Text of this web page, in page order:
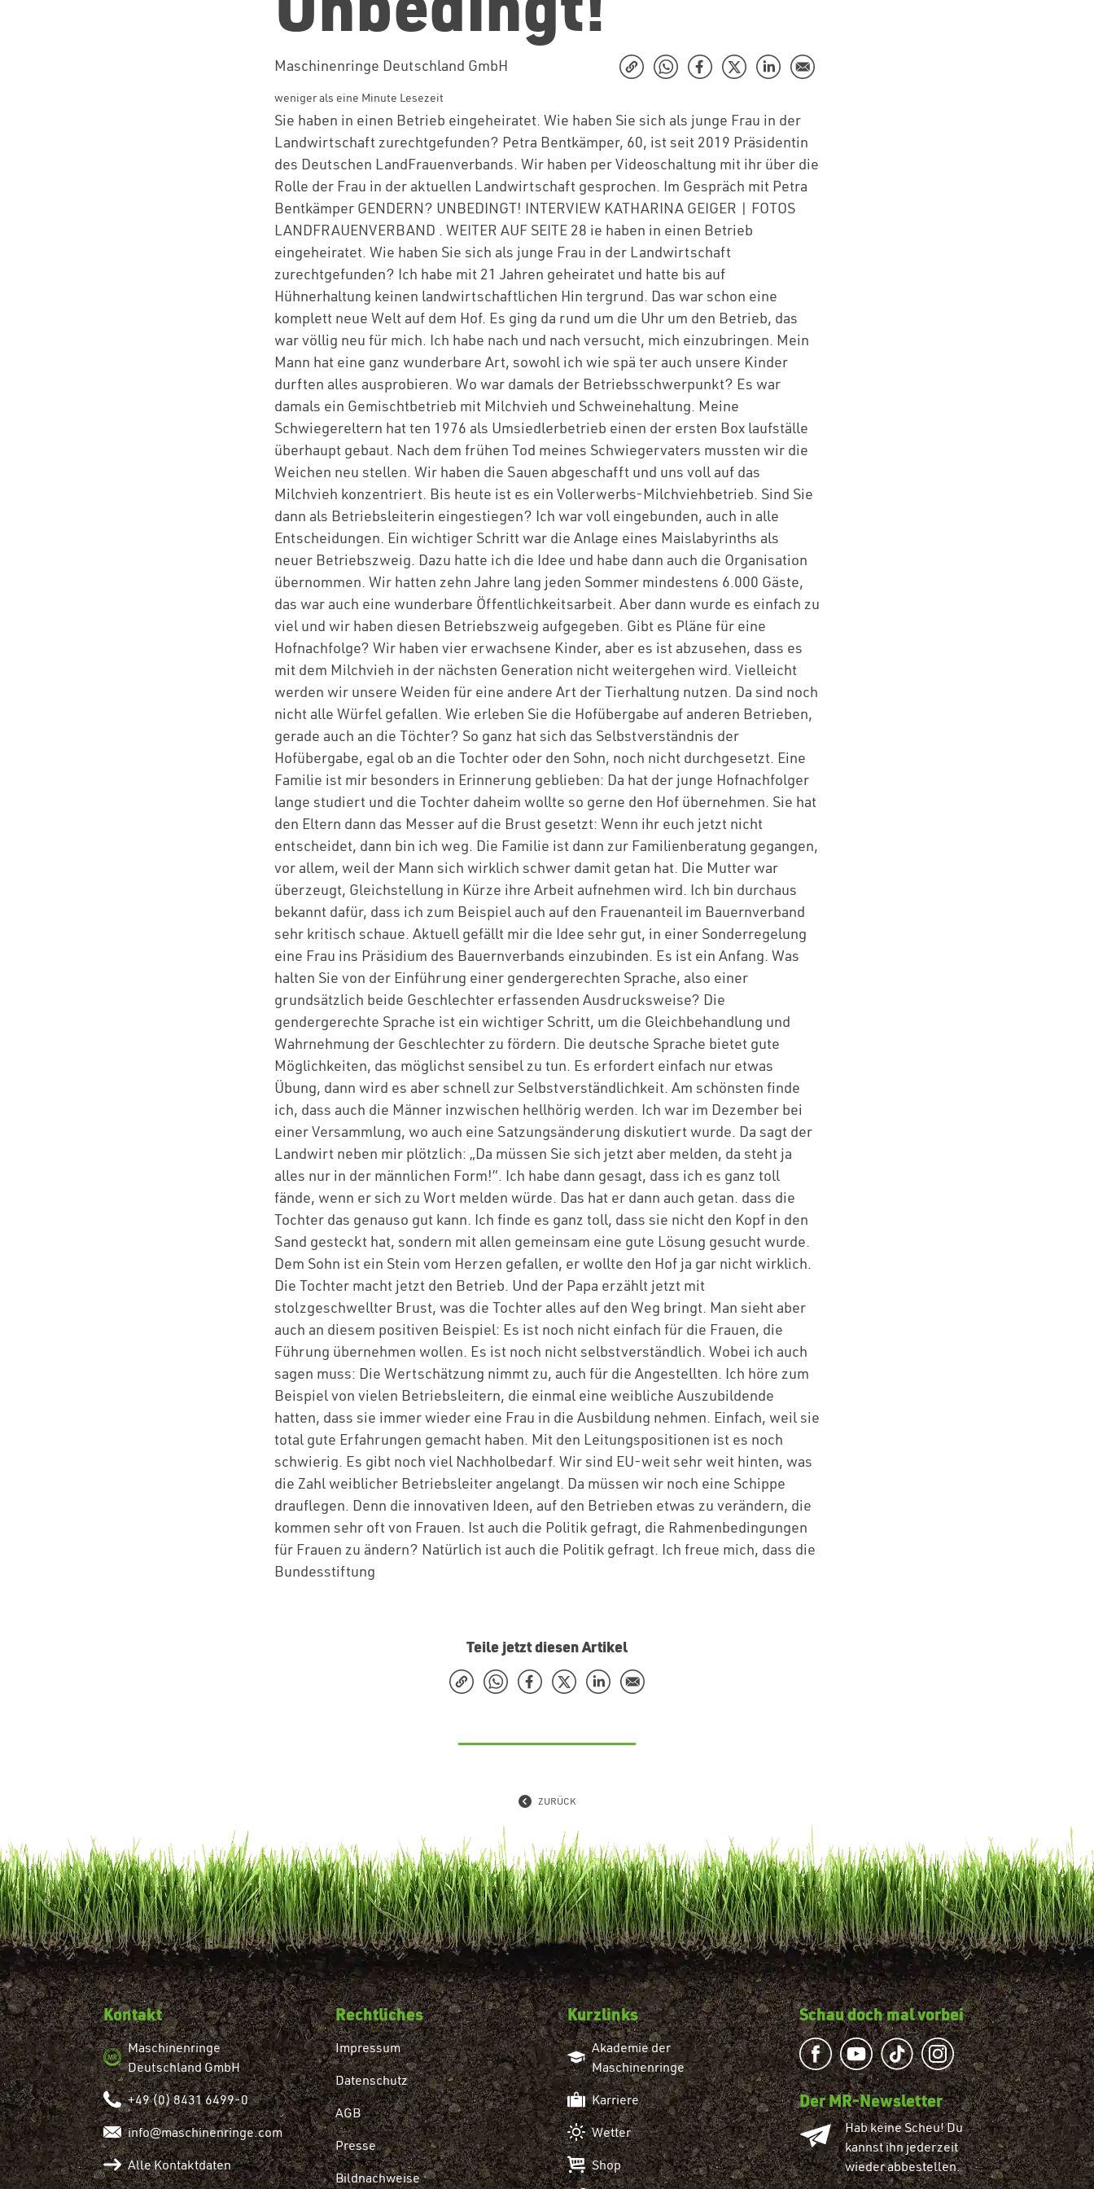
Maschinenringe Deutschland GmbH
weniger als eine Minute Lesezeit
Sie haben in einen Betrieb eingeheiratet. Wie haben Sie sich als junge Frau in der
Landwirtschaft zurechtgefunden? Petra Bentkämper, 60, ist seit 2019 Präsidentin
des Deutschen LandFrauenverbands. Wir haben per Videoschaltung mit ihr über die
Rolle der Frau in der aktuellen Landwirtschaft gesprochen. Im Gespräch mit Petra
Bentkämper GENDERN? UNBEDINGT! INTERVIEW KATHARINA GEIGER | FOTOS
LANDFRAUENVERBAND . WEITER AUF SEITE 28 ie haben in einen Betrieb
eingeheiratet. Wie haben Sie sich als junge Frau in der Landwirtschaft
zurechtgefunden? Ich habe mit 21 Jahren geheiratet und hatte bis auf
Hühnerhaltung keinen landwirtschaftlichen Hin tergrund. Das war schon eine
komplett neue Welt auf dem Hof. Es ging da rund um die Uhr um den Betrieb, das
war völlig neu für mich. Ich habe nach und nach versucht, mich einzubringen. Mein
Mann hat eine ganz wunderbare Art, sowohl ich wie spä ter auch unsere Kinder
durften alles ausprobieren. Wo war damals der Betriebsschwerpunkt? Es war
damals ein Gemischtbetrieb mit Milchvieh und Schweinehaltung. Meine
Schwiegereltern hat ten 1976 als Umsiedlerbetrieb einen der ersten Box laufställe
überhaupt gebaut. Nach dem frühen Tod meines Schwiegervaters mussten wir die
Weichen neu stellen. Wir haben die Sauen abgeschafft und uns voll auf das
Milchvieh konzentriert. Bis heute ist es ein Vollerwerbs-Milchviehbetrieb. Sind Sie
dann als Betriebsleiterin eingestiegen? Ich war voll eingebunden, auch in alle
Entscheidungen. Ein wichtiger Schritt war die Anlage eines Maislabyrinths als
neuer Betriebszweig. Dazu hatte ich die Idee und habe dann auch die Organisation
übernommen. Wir hatten zehn Jahre lang jeden Sommer mindestens 6.000 Gäste,
das war auch eine wunderbare Öffentlichkeitsarbeit. Aber dann wurde es einfach zu
viel und wir haben diesen Betriebszweig aufgegeben. Gibt es Pläne für eine
Hofnachfolge? Wir haben vier erwachsene Kinder, aber es ist abzusehen, dass es
mit dem Milchvieh in der nächsten Generation nicht weitergehen wird. Vielleicht
werden wir unsere Weiden für eine andere Art der Tierhaltung nutzen. Da sind noch
nicht alle Würfel gefallen. Wie erleben Sie die Hofübergabe auf anderen Betrieben,
gerade auch an die Töchter? So ganz hat sich das Selbstverständnis der
Hofübergabe, egal ob an die Tochter oder den Sohn, noch nicht durchgesetzt. Eine
Familie ist mir besonders in Erinnerung geblieben: Da hat der junge Hofnachfolger
lange studiert und die Tochter daheim wollte so gerne den Hof übernehmen. Sie hat
den Eltern dann das Messer auf die Brust gesetzt: Wenn ihr euch jetzt nicht
entscheidet, dann bin ich weg. Die Familie ist dann zur Familienberatung gegangen,
vor allem, weil der Mann sich wirklich schwer damit getan hat. Die Mutter war
überzeugt, Gleichstellung in Kürze ihre Arbeit aufnehmen wird. Ich bin durchaus
bekannt dafür, dass ich zum Beispiel auch auf den Frauenanteil im Bauernverband
sehr kritisch schaue. Aktuell gefällt mir die Idee sehr gut, in einer Sonderregelung
eine Frau ins Präsidium des Bauernverbands einzubinden. Es ist ein Anfang. Was
halten Sie von der Einführung einer gendergerechten Sprache, also einer
grundsätzlich beide Geschlechter erfassenden Ausdrucksweise? Die
gendergerechte Sprache ist ein wichtiger Schritt, um die Gleichbehandlung und
Wahrnehmung der Geschlechter zu fördern. Die deutsche Sprache bietet gute
Möglichkeiten, das möglichst sensibel zu tun. Es erfordert einfach nur etwas
Übung, dann wird es aber schnell zur Selbstverständlichkeit. Am schönsten finde
ich, dass auch die Männer inzwischen hellhörig werden. Ich war im Dezember bei
einer Versammlung, wo auch eine Satzungsänderung diskutiert wurde. Da sagt der
Landwirt neben mir plötzlich: „Da müssen Sie sich jetzt aber melden, da steht ja
alles nur in der männlichen Form!”. Ich habe dann gesagt, dass ich es ganz toll
fände, wenn er sich zu Wort melden würde. Das hat er dann auch getan. dass die
Tochter das genauso gut kann. Ich finde es ganz toll, dass sie nicht den Kopf in den
Sand gesteckt hat, sondern mit allen gemeinsam eine gute Lösung gesucht wurde.
Dem Sohn ist ein Stein vom Herzen gefallen, er wollte den Hof ja gar nicht wirklich.
Die Tochter macht jetzt den Betrieb. Und der Papa erzählt jetzt mit
stolzgeschwellter Brust, was die Tochter alles auf den Weg bringt. Man sieht aber
auch an diesem positiven Beispiel: Es ist noch nicht einfach für die Frauen, die
Führung übernehmen wollen. Es ist noch nicht selbstverständlich. Wobei ich auch
sagen muss: Die Wertschätzung nimmt zu, auch für die Angestellten. Ich höre zum
Beispiel von vielen Betriebsleitern, die einmal eine weibliche Auszubildende
hatten, dass sie immer wieder eine Frau in die Ausbildung nehmen. Einfach, weil sie
total gute Erfahrungen gemacht haben. Mit den Leitungspositionen ist es noch
schwierig. Es gibt noch viel Nachholbedarf. Wir sind EU-weit sehr weit hinten, was
die Zahl weiblicher Betriebsleiter angelangt. Da müssen wir noch eine Schippe
drauflegen. Denn die innovativen Ideen, auf den Betrieben etwas zu verändern, die
kommen sehr oft von Frauen. Ist auch die Politik gefragt, die Rahmenbedingungen
für Frauen zu ändern? Natürlich ist auch die Politik gefragt. Ich freue mich, dass die
Bundesstiftung
Teile jetzt diesen Artikel
ZURÜCK
Kontakt
Maschinenringe
Deutschland GmbH
+49 (0) 8431 6499-0
info@maschinenringe.com
Alle Kontaktdaten
Rechtliches
Impressum
Datenschutz
AGB
Presse
Bildnachweise
Kurzlinks
Akademie der
Maschinenringe
Karriere
Wetter
Shop
Schau doch mal vorbei
Der MR-Newsletter
Hab keine Scheu! Du
kannst ihn jederzeit
wieder abbestellen.